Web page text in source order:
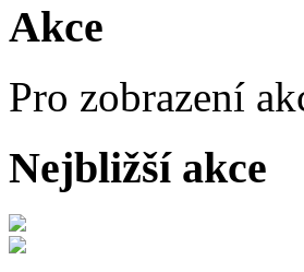
Akce
Pro zobrazení
Nejbližší akce